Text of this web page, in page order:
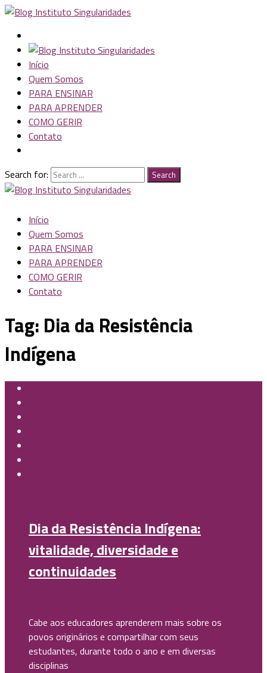
Início
Quem Somos
PARA ENSINAR
PARA APRENDER
COMO GERIR
Contato
Search for: Search
Início
Quem Somos
PARA ENSINAR
PARA APRENDER
COMO GERIR
Contato
Tag: Dia da Resistência
Indígena
Dia da Resistência Indígena:
vitalidade, diversidade e
continuidades
Cabe aos educadores aprenderem mais sobre os
povos originários e compartilhar com seus
estudantes, durante todo o ano e em diversas
disciplinas